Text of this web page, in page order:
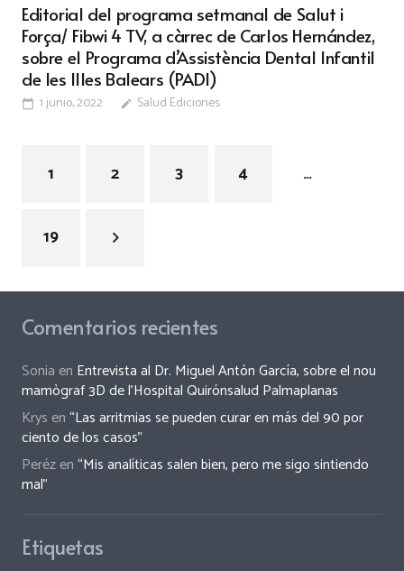
Editorial del programa setmanal de Salut i
Força/ Fibwi 4 TV, a càrrec de Carlos Hernández,
sobre el Programa d’Assistència Dental Infantil
de les Illes Balears (PADI)
calendar_today 1 junio, 2022 edit Salud Ediciones
1 2 3 4 …
19
Comentarios recientes
Sonia en Entrevista al Dr. Miguel Antón García, sobre el nou
mamògraf 3D de l’Hospital Quirónsalud Palmaplanas
Krys en“Las arritmias se pueden curar en más del 90 por
ciento de los casos”
Perézen“Mis analíticas salen bien, pero me sigo sintiendo
mal”
Etiquetas